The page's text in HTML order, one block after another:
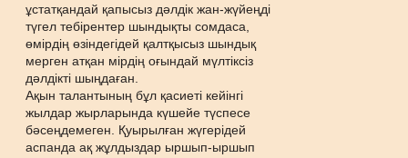
ұстатқандай қапысыз дəлдік жан-жүйеңді
түгел тебірентер шындықты сомдаса,
өмірдің өзіндегідей қалтқысыз шындық
мерген атқан мірдің оғындай мүлтіксіз
дəлдікті шыңдаған.
Ақын талантының бұл қасиеті кейінгі
жылдар жырларында күшейе түспесе
бəсеңдемеген. Қуырылған жүгерідей
аспанда ақ жұлдыздар ыршып-ыршып